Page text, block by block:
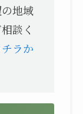
地域
談く
ラか